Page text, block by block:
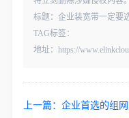
标题：企业装宽带一定要
TAG标签：
地址：https://
上一篇：企业首选的组网